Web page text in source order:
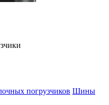
погрузчиков Шины